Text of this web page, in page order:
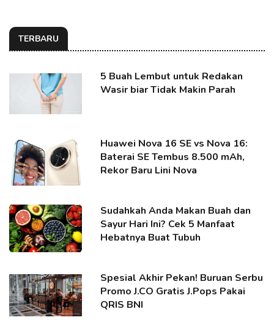
TERBARU
5 Buah Lembut untuk Redakan
Wasir biar Tidak Makin Parah
Huawei Nova 16 SE vs Nova 16:
Baterai SE Tembus 8.500 mAh,
Rekor Baru Lini Nova
Sudahkah Anda Makan Buah dan
Sayur Hari Ini? Cek 5 Manfaat
Hebatnya Buat Tubuh
Spesial Akhir Pekan! Buruan Serbu
Promo J.CO Gratis J.Pops Pakai
QRIS BNI